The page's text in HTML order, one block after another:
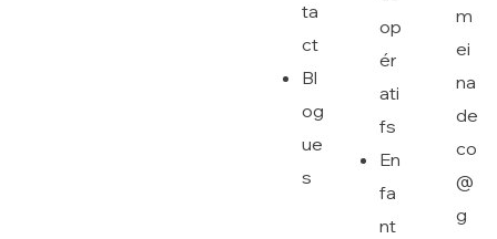
ta
ct
Bl
og
ue
s
op
ér
ati
fs
En
fa
nt
m
ei
na
de
co
@
g